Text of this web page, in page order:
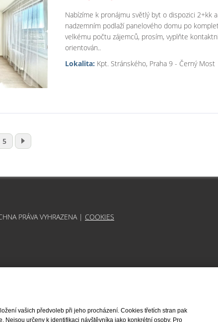
Nabízíme k pronájmu světlý byt o dispozici 2+kk
nadzemním podlaží panelového domu po
velkému počtu zájemců, prosím, vyplňte
orientován..
Lokalita: Kpt. Stránského, Praha 9 - Černý Most
5
PRÁVA VYHRAZENA | COOKIES
vašich předvoleb při jeho procházení. Cookies třetích stran pak
určeny k identifikaci návštěvníka jako konkrétní osoby. Pro